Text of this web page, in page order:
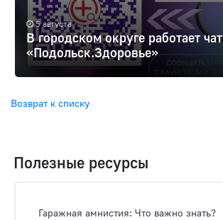
5 августа
В городском округе работает чат
«Подольск.Здоровье»
Возврат к списку
Полезные ресурсы
Гаражная амнистия: Что важно знать?